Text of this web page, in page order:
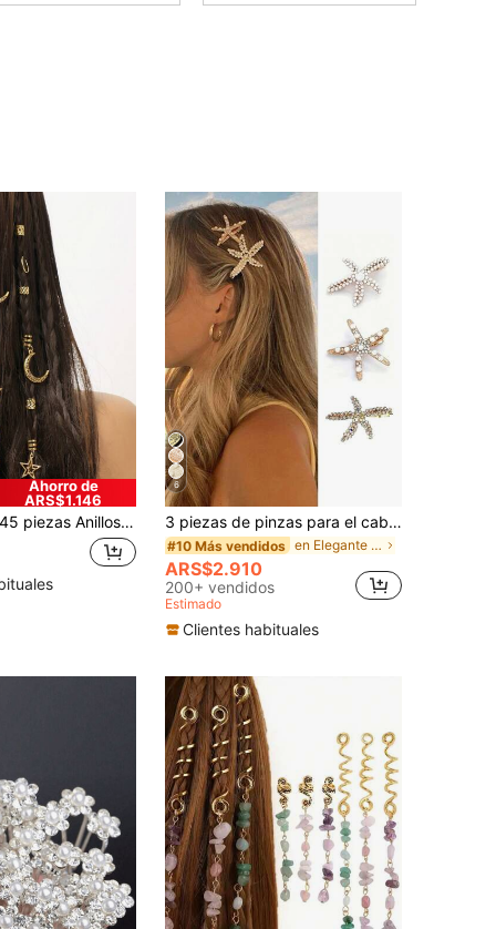
4,92 355 6.3K
4,92 355 6.3K
Ahorro de
ARS$1.146
45 piezas Anillos trenzados para el cabello de mujer con diseño de luna & estrella, pinzas de cabello personalizadas de moda, adecuadas para vacaciones de verano en la playa, accesorios para el cabello, milenio, accesorios para la cabeza, estilo bohemio
6
3 piezas de pinzas para el cabello con perlas falsas vintage en forma de estrella de mar, pasadores de metal dorado & plateado en forma de estrella de mar para estilo de playa & uso diario, boho chic
#10 Más vendidos en Elegante Accesorios para el cabello de las muje
ARS$2.910
200+ vendidos
Estimado
Clientes habituales